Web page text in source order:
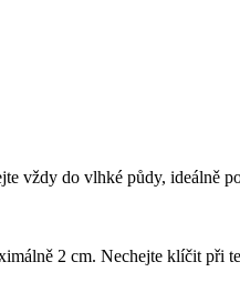
vždy do vlhké půdy, ideálně
2 cm. Nechejte klíčit při